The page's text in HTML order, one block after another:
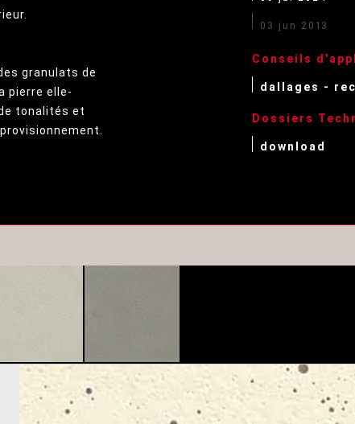
granulats de
pierre elle-
tonalités et
03 jun 2013
Conseils
dallages -
Dossiers
download